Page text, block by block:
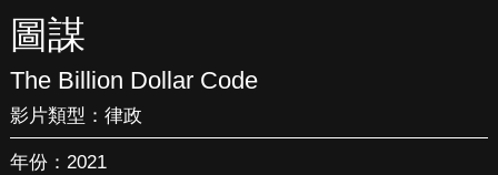
圖謀
The Billion Dollar Code
影片類型： 律政
年份：2021